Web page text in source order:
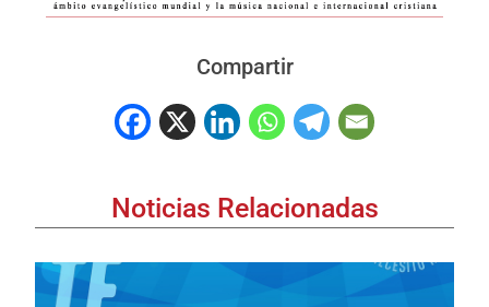
Compartir
Noticias Relacionadas